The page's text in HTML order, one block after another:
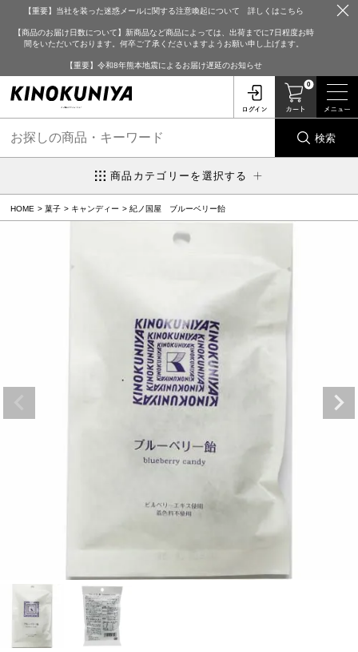
【重要】当社を装った迷惑メールに関する注意喚起について 詳しくはこちら
【商品のお届け日数について】新商品など商品によっては、出荷までに7日程度お時
間をいただいております。何卒ご了承くださいますようお願い申し上げます。
【重要】令和8年熊本地震によるお届け遅延のお知らせ
0
検索
商品カテゴリーを選択する
HOME 菓子 キャンディー 紀ノ国屋 ブルーベリー飴